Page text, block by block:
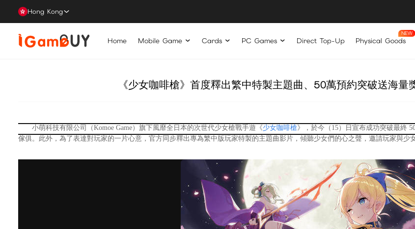
Hong Kong
Home Mobile Game Cards PC Games Direct Top-Up Physical Goods
《少女咖啡槍》首度釋出繁中特製主題曲、50萬預約突破送海
小萌科技有限公司（Komoe Game）旗下風靡全日本的次世代少女槍戰手遊《少女咖啡槍》，於今（15）日宣布成功突破最終
傢俱。此外，為了表達對玩家的一片心意，官方同步釋出專為繁中版玩家特製的主題曲影片，傾聽少女們的心之聲，邀請玩家與少